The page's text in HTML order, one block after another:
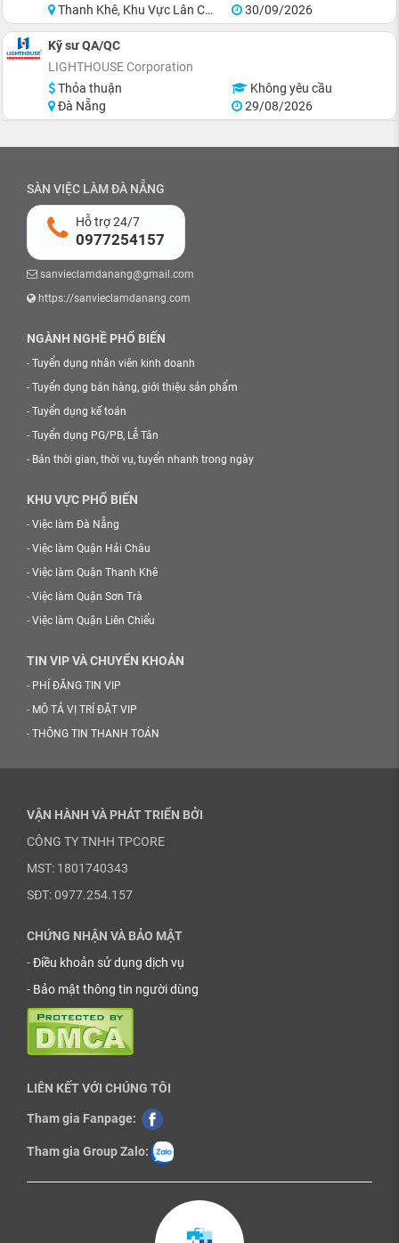
Thanh Khê, Khu Vực Lân Cận Đà Nẵng
30/09/2026
Kỹ sư QA/QC
LIGHTHOUSE Corporation
Thỏa thuận
Không yêu cầu
Đà Nẵng
29/08/2026
SÀN VIỆC LÀM ĐÀ NẴNG
Hỗ trợ 24/7
0977254157
sanvieclamdanang@gmail.com
https://sanvieclamdanang.com
NGÀNH NGHỀ PHỔ BIẾN
- Tuyển dụng nhân viên kinh doanh
- Tuyển dụng bán hàng, giới thiệu sản phẩm
- Tuyển dụng kế toán
- Tuyển dụng PG/PB, Lễ Tân
- Bán thời gian, thời vụ, tuyển nhanh trong ngày
KHU VỰC PHỔ BIẾN
- Việc làm Đà Nẵng
- Việc làm Quận Hải Châu
- Việc làm Quận Thanh Khê
- Việc làm Quận Sơn Trà
- Việc làm Quận Liên Chiểu
TIN VIP VÀ CHUYỂN KHOẢN
- PHÍ ĐĂNG TIN VIP
- MÔ TẢ VỊ TRÍ ĐẶT VIP
- THÔNG TIN THANH TOÁN
VẬN HÀNH VÀ PHÁT TRIỂN BỞI
CÔNG TY TNHH TPCORE
MST: 1801740343
SĐT: 0977.254.157
CHỨNG NHẬN VÀ BẢO MẬT
-Điều khoản sử dụng dịch vụ
- Bảo mật thông tin người dùng
LIÊN KẾT VỚI CHÚNG TÔI
Tham gia Fanpage:
Tham gia Group Zalo: